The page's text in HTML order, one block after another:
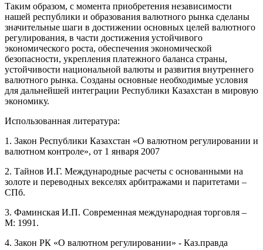
Таким образом, с момента приобретения независимости
нашей республики и образования валютного рынка сделаны
значительные шаги в достижении основных целей валютного
регулирования, в части достижения устойчивого
экономического роста, обеспечения экономической
безопасности, укрепления платежного баланса страны,
устойчивости национальной валюты и развития внутреннего
валютного рынка. Созданы основные необходимые условия
для дальнейшей интеграции Республики Казахстан в мировую
экономику.
Использованная литература:
1. Закон Республики Казахстан «О валютном регулировании и
валютном контроле», от 1 января 2007
2. Тайнов И.Г. Международные расчеты с основанными на
золоте и переводных векселях арбитражами и паритетами –
СПб.
3. Фаминская И.П. Современная международная торговля –
М: 1991.
4. Закон РК «О валютном регулировании» - Каз.правда